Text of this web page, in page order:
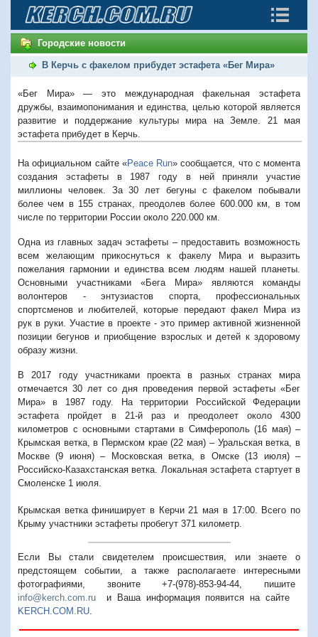
Городские новости
В Керчь с факелом прибудет эстафета «Бег Мира»
«Бег Мира» — это международная факельная эстафета
дружбы, взаимопонимания и единства, целью которой является
развитие и поддержание культуры мира на Земле. 21 мая
эстафета прибудет в Керчь.
На официальном сайте «Peace Run» сообщается, что с момента
создания эстафеты в 1987 году в ней приняли участие
миллионы человек. За 30 лет бегуны с факелом побывали
более чем в 155 странах, преодолев более 600.000 км, в том
числе по территории России около 220.000 км.
Одна из главных задач эстафеты – предоставить возможность
всем желающим прикоснуться к факелу Мира и выразить
пожелания гармонии и единства всем людям нашей планеты.
Основными участниками «Бега Мира» являются команды
волонтеров - энтузиастов спорта, профессиональных
спортсменов и любителей, которые передают факел Мира из
рук в руки. Участие в проекте - это пример активной жизненной
позиции бегунов и приобщение взрослых и детей к здоровому
образу жизни.
В 2017 году участниками проекта в разных странах мира
отмечается 30 лет со дня проведения первой эстафеты «Бег
Мира» в 1987 году. На территории Российской Федерации
эстафета пройдет в 21-й раз и преодолеет около 4300
километров с основными стартами в Симферополь (16 мая) –
Крымская ветка, в Пермском крае (22 мая) – Уральская ветка, в
Москве (9 июня) – Московская ветка, в Омске (13 июля) –
Российско-Казахстанская ветка. Локальная эстафета стартует в
Смоленске 1 июля.
Крымская ветка финиширует в Керчи 21 мая в 17:00. Всего по
Крыму участники эстафеты пробегут 371 километр.
Если Вы стали свидетелем происшествия, или знаете о
предстоящем событии, а также располагаете интересными
фотографиями, звоните +7-(978)-853-94-44, пишите
info@kerch.com.ru и Ваша информация появится на сайте
KERCH.COM.RU